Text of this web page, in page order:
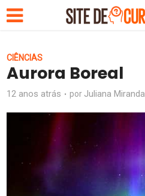
CIÊNCIAS
Aurora Boreal
12 anos atrás por Juliana Miranda